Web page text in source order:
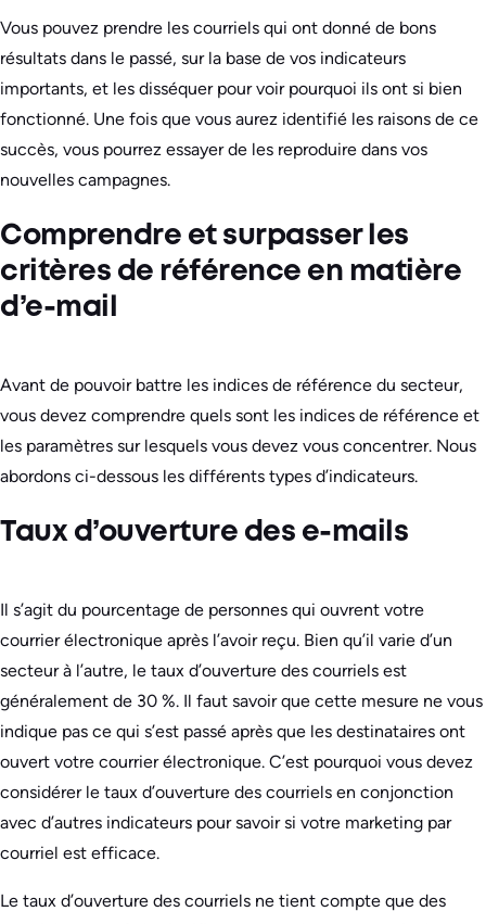
Vous pouvez prendre les courriels qui ont donné de bons
résultats dans le passé, sur la base de vos indicateurs
importants, et les disséquer pour voir pourquoi ils ont si bien
fonctionné. Une fois que vous aurez identifié les raisons de ce
succès, vous pourrez essayer de les reproduire dans vos
nouvelles campagnes.
Comprendre et surpasser les
critères de référence en matière
d’e-mail
Avant de pouvoir battre les indices de référence du secteur,
vous devez comprendre quels sont les indices de référence et
les paramètres sur lesquels vous devez vous concentrer. Nous
abordons ci-dessous les différents types d’indicateurs.
Taux d’ouverture des e-mails
Il s’agit du pourcentage de personnes qui ouvrent votre
courrier électronique après l’avoir reçu. Bien qu’il varie d’un
secteur à l’autre, le taux d’ouverture des courriels est
généralement de 30 %. Il faut savoir que cette mesure ne vous
indique pas ce qui s’est passé après que les destinataires ont
ouvert votre courrier électronique. C’est pourquoi vous devez
considérer le taux d’ouverture des courriels en conjonction
avec d’autres indicateurs pour savoir si votre marketing par
courriel est efficace.
Le taux d’ouverture des courriels ne tient compte que des